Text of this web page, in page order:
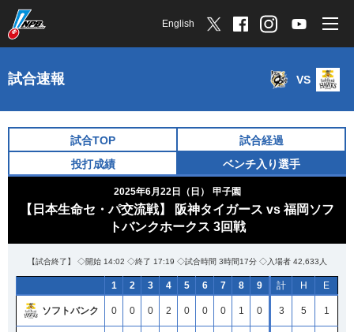
English
試合速報 VS
試合TOP
試合経過
投打成績
ベンチ入り選手
2025年6月22日（日） 甲子園
【日本生命セ・パ交流戦】 阪神タイガース vs 福岡ソフ
トバンクホークス 3回戦
【試合終了】 ◇開始 14:02 ◇終了 17:19 ◇試合時間 3時間17分 ◇入場者 42,633人
1 2 3 4 5 6 7 8 9 計 H E
ソフトバンク 0 0 0 2 0 0 0 1 0 3 5 1